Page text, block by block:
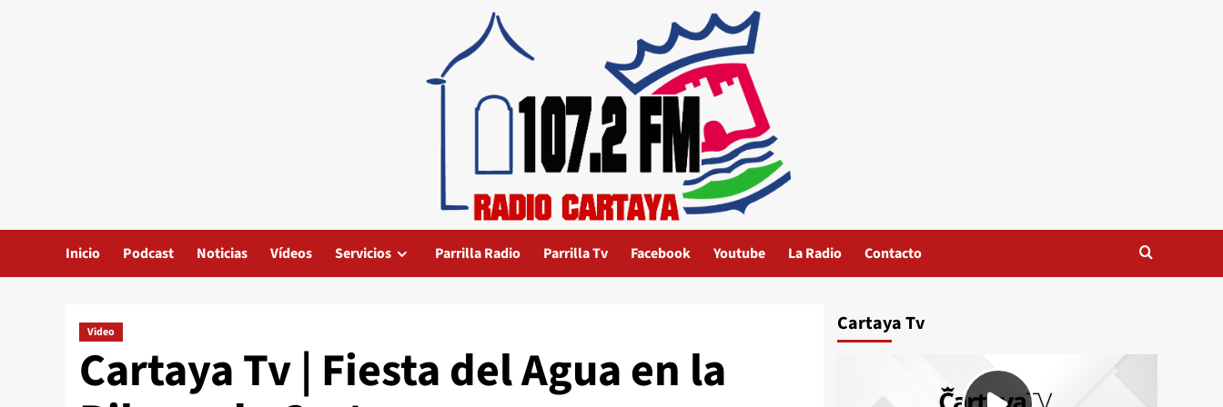
Inicio Podcast Noticias Vídeos Servicios Parrilla Radio Parrilla Tv Facebook Youtube La Radio Contacto
Video
Cartaya Tv | Fiesta del Agua en la
Cartaya Tv